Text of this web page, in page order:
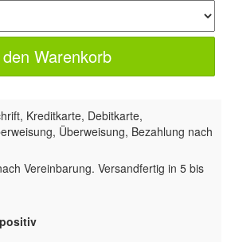
Warenkorb
Kreditkarte, Debitkarte,
Überweisung, Bezahlung nach
Vereinbarung. Versandfertig in 5 bis